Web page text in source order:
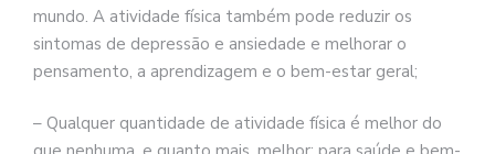
mundo. A atividade física também pode reduzir os
sintomas de depressão e ansiedade e melhorar o
pensamento, a aprendizagem e o bem-estar geral;
– Qualquer quantidade de atividade física é melhor do